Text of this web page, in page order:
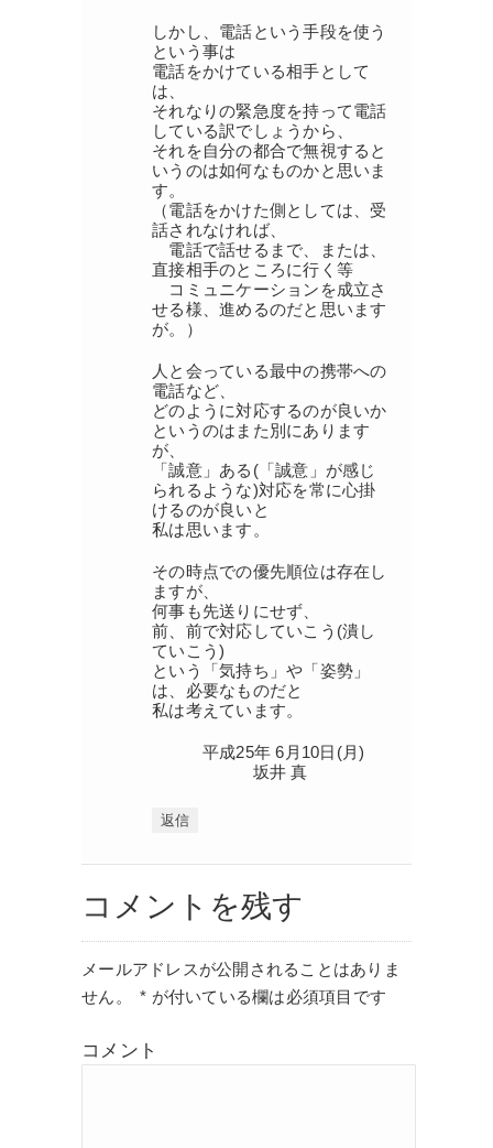
しかし、電話という手段を使う
という事は
電話をかけている相手として
は、
それなりの緊急度を持って電話
している訳でしょうから、
それを自分の都合で無視すると
いうのは如何なものかと思いま
す。
（電話をかけた側としては、受
話されなければ、
電話で話せるまで、または、
直接相手のところに行く等
コミュニケーションを成立さ
せる様、進めるのだと思います
が。）
人と会っている最中の携帯への
電話など、
どのように対応するのが良いか
というのはまた別にあります
が、
「誠意」ある(「誠意」が感じ
られるような)対応を常に心掛
けるのが良いと
私は思います。
その時点での優先順位は存在し
ますが、
何事も先送りにせず、
前、前で対応していこう(潰し
ていこう)
という「気持ち」や「姿勢」
は、必要なものだと
私は考えています。
平成25年 6月10日(月)
坂井 真
返信
コメントを残す
メールアドレスが公開されることはありま
せん。
* が付いている欄は必須項目です
コメント